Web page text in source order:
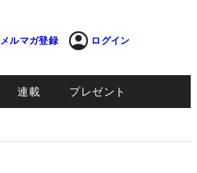
メルマガ登録 ログイン
連載 プレゼント